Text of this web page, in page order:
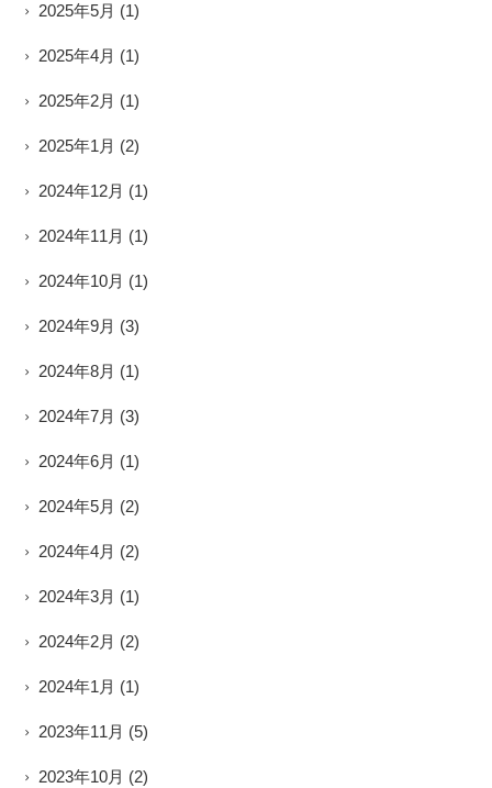
2025年5月 (1)
2025年4月 (1)
2025年2月 (1)
2025年1月 (2)
2024年12月 (1)
2024年11月 (1)
2024年10月 (1)
2024年9月 (3)
2024年8月 (1)
2024年7月 (3)
2024年6月 (1)
2024年5月 (2)
2024年4月 (2)
2024年3月 (1)
2024年2月 (2)
2024年1月 (1)
2023年11月 (5)
2023年10月 (2)